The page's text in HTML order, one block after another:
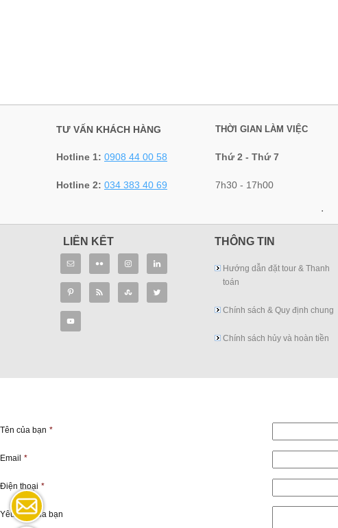
TƯ VẤN KHÁCH HÀNG
Hotline 1: 0908 44 00 58
Hotline 2: 034 383 40 69
THỜI GIAN LÀM VIỆC
Thứ 2 - Thứ 7
7h30 - 17h00
.
LIÊN KẾT THÔNG TIN
Hướng dẫn đặt tour & Thanh
toán
Chính sách & Quy định chung
Chính sách hủy và hoàn tiền
Tên của bạn *
Email *
Điện thoại *
Yêu cầu của bạn